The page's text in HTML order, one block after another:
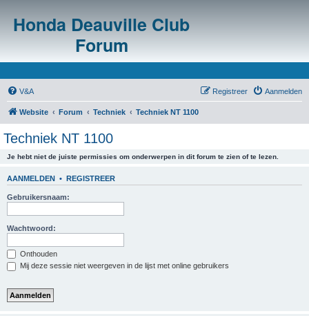
Honda Deauville Club
Forum
V&A Aanmelden
Registreer
Website Forum Techniek Techniek NT 1100
Techniek NT 1100
Je hebt niet de juiste permissies om onderwerpen in dit forum te zien of te lezen.
AANMELDEN • REGISTREER
Gebruikersnaam:
Wachtwoord:
Onthouden
Mij deze sessie niet weergeven in de lijst met online gebruikers